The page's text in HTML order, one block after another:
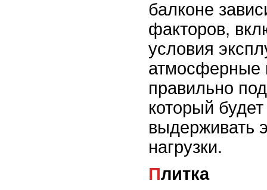
балконе
факторов,
условия
атмосферные
правильно
который
выдерживать
нагрузки.
Плитка